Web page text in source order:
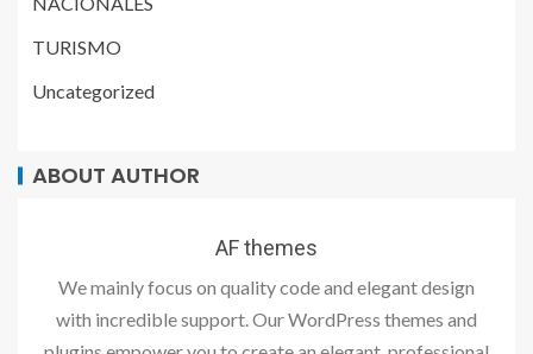
TURISMO
Uncategorized
ABOUT AUTHOR
AF themes
We mainly focus on quality code and elegant design
with incredible support. Our WordPress themes and